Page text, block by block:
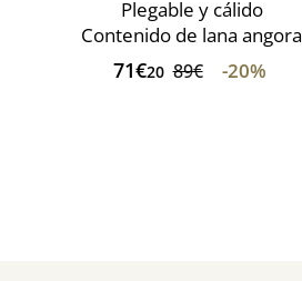
Plegable y cálido
Contenido de lana angora
71€20 89€ -20%